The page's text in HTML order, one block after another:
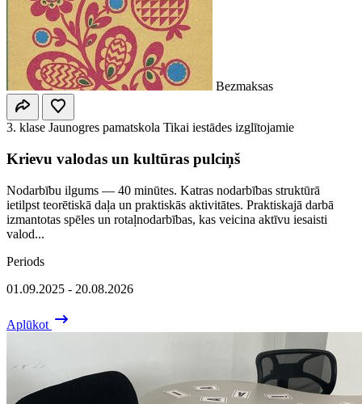
Bezmaksas
3. klase Jaunogres pamatskola Tikai iestādes izglītojamie
Krievu valodas un kultūras pulciņš
Nodarbību ilgums — 40 minūtes. Katras nodarbības struktūrā
ietilpst teorētiskā daļa un praktiskās aktivitātes. Praktiskajā darbā
izmantotas spēles un rotaļnodarbības, kas veicina aktīvu iesaisti
valod...
Periods
01.09.2025 - 20.08.2026
Aplūkot